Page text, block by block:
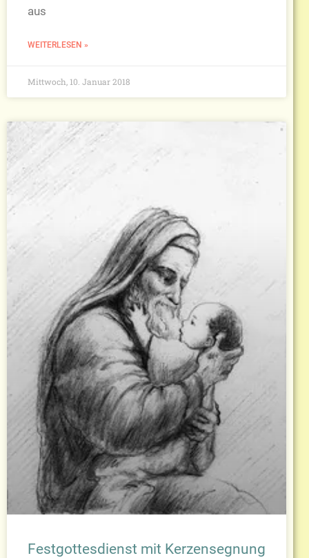
aus
WEITERLESEN »
Mittwoch, 10. Januar 2018
Festgottesdienst mit Kerzensegnung